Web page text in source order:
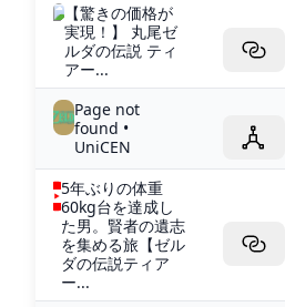
【驚きの価格が
実現！】 丸尾ゼ
ルダの伝説 ティ
アー...
Page not
found •
UniCEN
5年ぶりの体重
60kg台を達成し
た男。賢者の遺志
を集める旅【ゼル
ダの伝説ティア
ー...